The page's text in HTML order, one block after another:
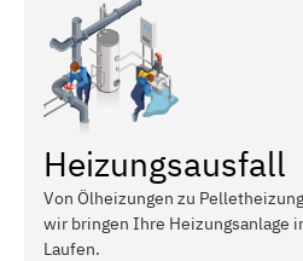
Heizungsausfall
Von Ölheizungen zu
wir bringen Ihre Heizungsanlage
Laufen.